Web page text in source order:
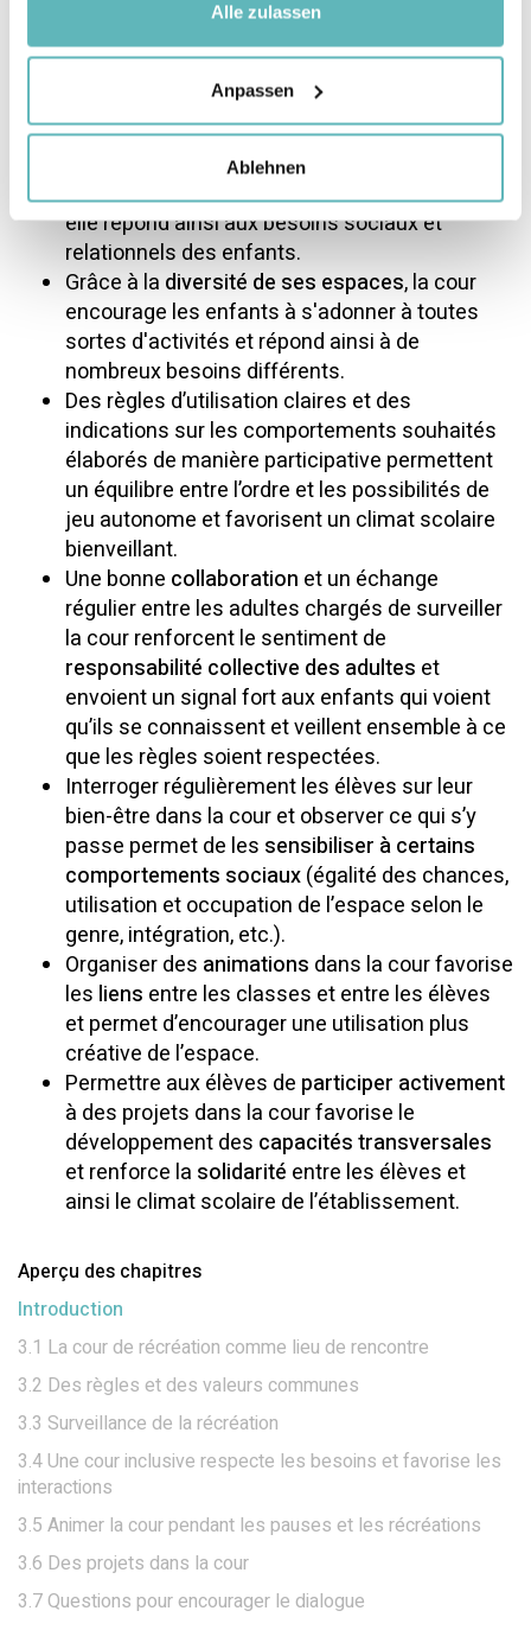
Alle zulassen
Anpassen
Ablehnen
Investir la cour de récréation et de jeux proche de
la nature permet de favoriser un climat scolaire
La cour de récréationest un lieu de rencontre
entre petit·e·s et grand·e·s, parents,
éducateurs·trices, adultes de l’école et élèves;
elle répond ainsi aux besoins sociaux et
relationnels des enfants.
Grâce à la diversité de ses espaces, la cour
encourage les enfants à s'adonner à toutes
sortes d'activités et répond ainsi à de
nombreux besoins différents.
Des règles d’utilisation claires et des
indications sur les comportements souhaités
élaborés de manière participative permettent
un équilibre entre l’ordre et les possibilités de
jeu autonome et favorisent un climat scolaire
bienveillant.
Une bonne collaboration et un échange
régulier entre les adultes chargés de surveiller
la cour renforcent le sentiment de
responsabilité collective des adultes et
envoient un signal fort aux enfants qui voient
qu’ils se connaissent et veillent ensemble à ce
que les règles soient respectées.
Interroger régulièrement les élèves sur leur
bien-être dans la cour et observer ce qui s’y
passe permet de les sensibiliser à certains
comportements sociaux(égalité des chances,
utilisation et occupation de l’espace selon le
genre, intégration, etc.).
Organiser des animations dans la cour favorise
les liens entre les classes et entre les élèves
et permet d’encourager une utilisation plus
créative de l’espace.
Permettre aux élèves de participer activement
à des projets dans la cour favorise le
développement des capacités transversales
et renforce la solidarité entre les élèves et
ainsi le climat scolaire de l’établissement.
Aperçu des chapitres
Introduction
3.1 La cour de récréation comme lieu de rencontre
3.2 Des règles et des valeurs communes
3.3 Surveillance de la récréation
3.4 Une cour inclusive respecte les besoins et favorise les
interactions
3.5 Animer la cour pendant les pauses et les récréations
3.6 Des projets dans la cour
3.7 Questions pour encourager le dialogue